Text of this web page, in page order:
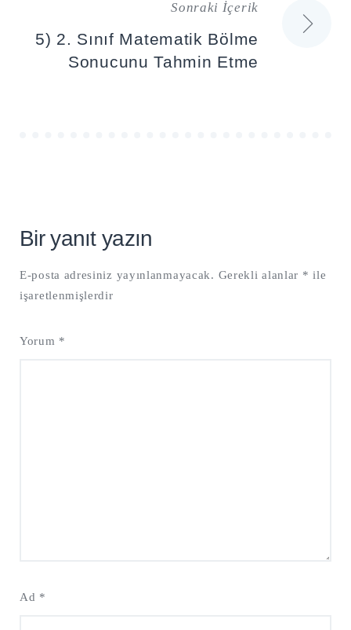
Sonraki İçerik
5) 2. Sınıf Matematik Bölme
Sonucunu Tahmin Etme
Bir yanıt yazın
E-posta adresiniz yayınlanmayacak. Gerekli alanlar * ile
işaretlenmişlerdir
Yorum *
Ad *